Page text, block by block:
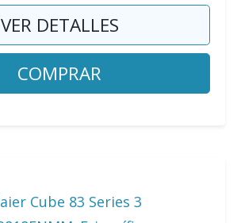
VER DETALLES
COMPRAR